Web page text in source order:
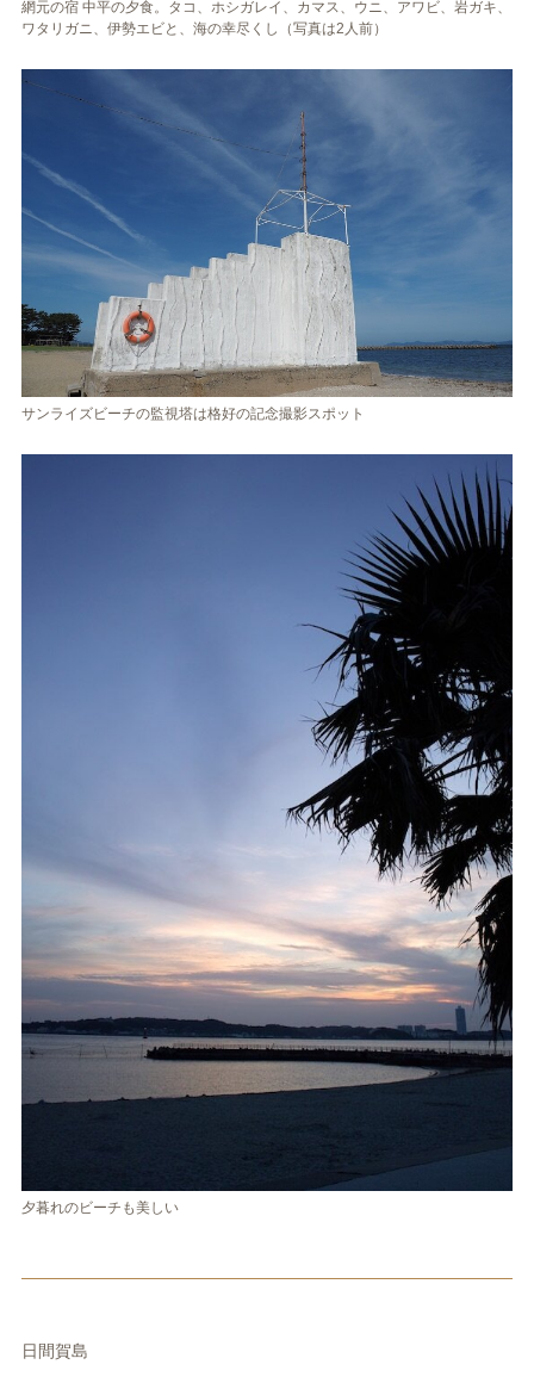
網元の宿 中平の夕食。タコ、ホシガレイ、カマス、ウニ、アワビ、岩ガキ、
ワタリガニ、伊勢エビと、海の幸尽くし（写真は2人前）
サンライズビーチの監視塔は格好の記念撮影スポット
夕暮れのビーチも美しい
日間賀島